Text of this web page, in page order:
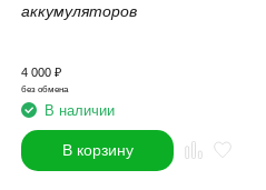
аккумуляторов
4 000 ₽
без обмена
В наличии
В корзину